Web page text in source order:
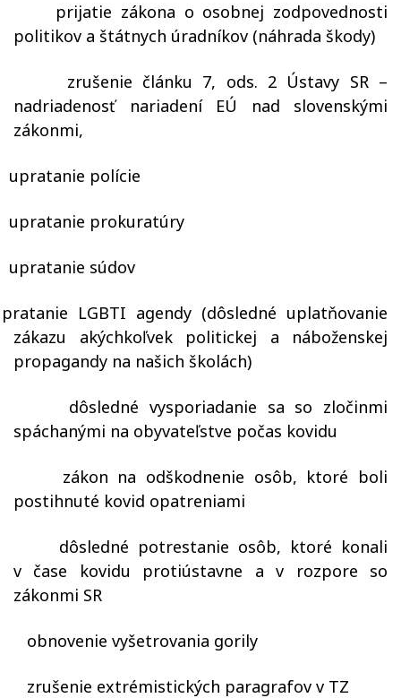
prijatie zákona o osobnej zodpovednosti
politikov a štátnych úradníkov (náhrada škody)
zrušenie článku 7, ods. 2 Ústavy SR –
nadriadenosť nariadení EÚ nad slovenskými
zákonmi,
upratanie polície
upratanie prokuratúry
upratanie súdov
atanie LGBTI agendy (dôsledné uplatňovanie
zákazu akýchkoľvek politickej a náboženskej
propagandy na našich školách)
dôsledné vysporiadanie sa so zločinmi
spáchanými na obyvateľstve počas kovidu
zákon na odškodnenie osôb, ktoré boli
postihnuté kovid opatreniami
dôsledné potrestanie osôb, ktoré konali
v čase kovidu protiústavne a v rozpore so
zákonmi SR
obnovenie vyšetrovania gorily
zrušenie extrémistických paragrafov v TZ